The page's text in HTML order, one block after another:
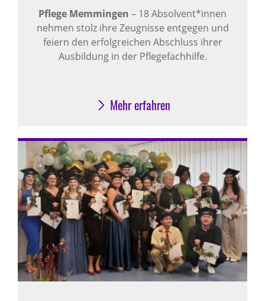
Pflege Memmingen – 18 Absolvent*innen
nehmen stolz ihre Zeugnisse entgegen und
feiern den erfolgreichen Abschluss ihrer
Ausbildung in der Pflegefachhilfe.
Mehr erfahren